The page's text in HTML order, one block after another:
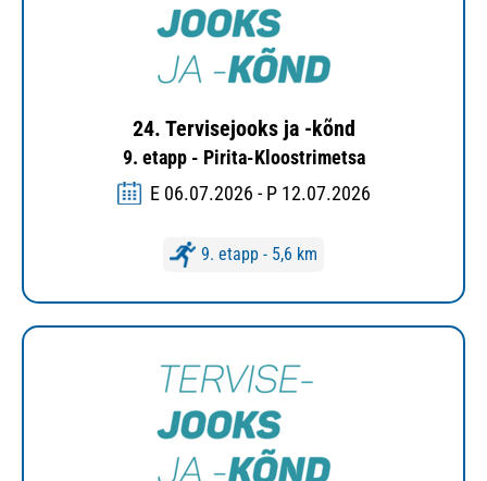
24. Tervisejooks ja -kõnd
9. etapp - Pirita-Kloostrimetsa
E 06.07.2026 - P 12.07.2026
9. etapp - 5,6 km